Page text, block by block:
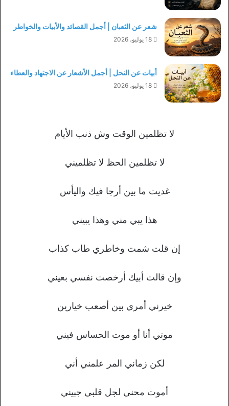
شعر عن الثعبان | أجمل القصائد والأبيات والخواطر
18 يوليو، 2026
أبيات عن النحل | أجمل الأشعار عن الاجتهاد والعطاء
18 يوليو، 2026
لا تظلمين الوقت وش ذنب الأيام
لا تظلمين الحظ لا تظلميني
غديت ما بين أرجا فيك واليأس
هذا يبي مني وهذا يبيني
إن قلت شمت وخاطري طاب كذاب
وإن قالت أبيك أرخصت نفسي بعيني
خيرني أمري بين أصعب خيارين
موتي أنا أو موت الحساس فيني
لكن زماني المر علمني أني
أموت محني لجل قلبي جبيني